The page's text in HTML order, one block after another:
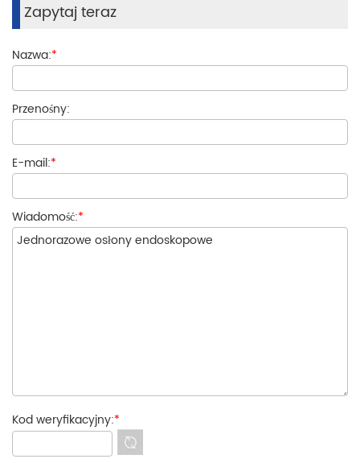
Zapytaj teraz
Nazwa:*
Przenośny:
E-mail:*
Wiadomość:*
Kod weryfikacyjny:*